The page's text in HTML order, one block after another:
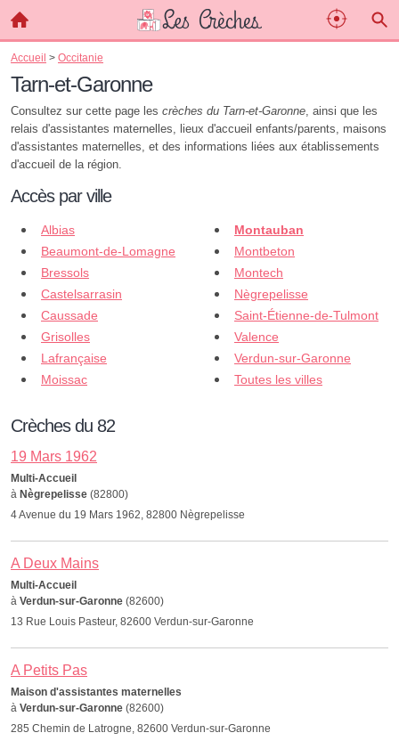
Accueil > Occitanie
Tarn-et-Garonne
Consultez sur cette page les crèches du Tarn-et-Garonne, ainsi que les
relais d'assistantes maternelles, lieux d'accueil enfants/parents, maisons
d'assistantes maternelles, et des informations liées aux établissements
d'accueil de la région.
Accès par ville
Albias
Beaumont-de-Lomagne
Bressols
Castelsarrasin
Caussade
Grisolles
Lafrançaise
Moissac
Montauban
Montbeton
Montech
Nègrepelisse
Saint-Étienne-de-Tulmont
Valence
Verdun-sur-Garonne
Toutes les villes
Crèches du 82
19 Mars 1962
Multi-Accueil
à Nègrepelisse (82800)
4 Avenue du 19 Mars 1962, 82800 Nègrepelisse
A Deux Mains
Multi-Accueil
à Verdun-sur-Garonne (82600)
13 Rue Louis Pasteur, 82600 Verdun-sur-Garonne
A Petits Pas
Maison d'assistantes maternelles
à Verdun-sur-Garonne (82600)
285 Chemin de Latrogne, 82600 Verdun-sur-Garonne